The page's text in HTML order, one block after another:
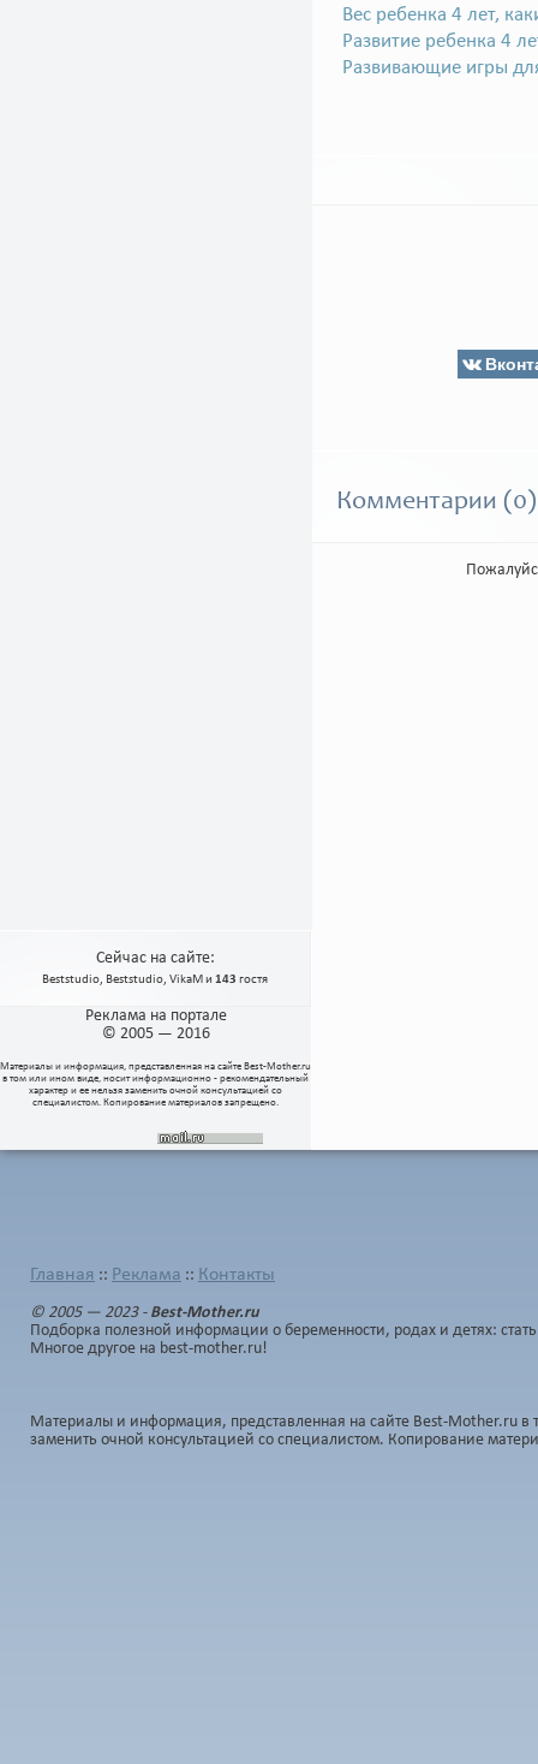
Сейчас на сайте:
Beststudio, Beststudio, VikaMи143 гостя
Реклама на портале
© 2005 — 2016
Материалы и информация, представленная на сайте Best-Mother.ru
в том или ином виде, носит информационно - рекомендательный
характер и ее нельзя заменить очной консультацией со
специалистом. Копирование материалов запрещено.
Вес ребенка 4 лет,
Развитие ребенка 4
Развивающие игры
Комментарии (0)
Главная :: Реклама :: Контакты
© 2005 — 2023 - Best-Mother.ru
Подборка полезной информации о беременности, родах и детях:
Многое другое на best-mother.ru!
Материалы и информация, представленная на сайте Best-Mother.ru
заменить очной консультацией со специалистом. Копирование